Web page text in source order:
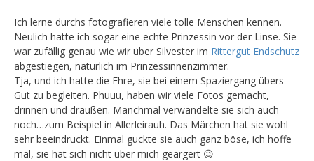
Ich lerne durchs fotografieren viele tolle Menschen kennen.
Neulich hatte ich sogar eine echte Prinzessin vor der Linse. Sie
war zufällig genau wie wir über Silvester im Rittergut Endschütz
abgestiegen, natürlich im Prinzessinnenzimmer.
Tja, und ich hatte die Ehre, sie bei einem Spaziergang übers
Gut zu begleiten. Phuuu, haben wir viele Fotos gemacht,
drinnen und draußen. Manchmal verwandelte sie sich auch
noch…zum Beispiel in Allerleirauh. Das Märchen hat sie wohl
sehr beeindruckt. Einmal guckte sie auch ganz böse, ich hoffe
mal, sie hat sich nicht über mich geärgert 😉